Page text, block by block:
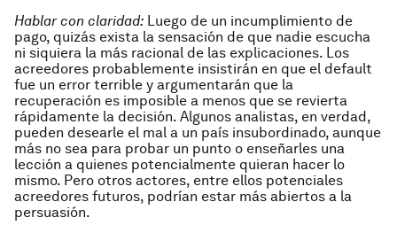
Hablar con claridad: Luego de un incumplimiento de
pago, quizás exista la sensación de que nadie escucha
ni siquiera la más racional de las explicaciones. Los
acreedores probablemente insistirán en que el default
fue un error terrible y argumentarán que la
recuperación es imposible a menos que se revierta
rápidamente la decisión. Algunos analistas, en verdad,
pueden desearle el mal a un país insubordinado, aunque
más no sea para probar un punto o enseñarles una
lección a quienes potencialmente quieran hacer lo
mismo. Pero otros actores, entre ellos potenciales
acreedores futuros, podrían estar más abiertos a la
persuasión.